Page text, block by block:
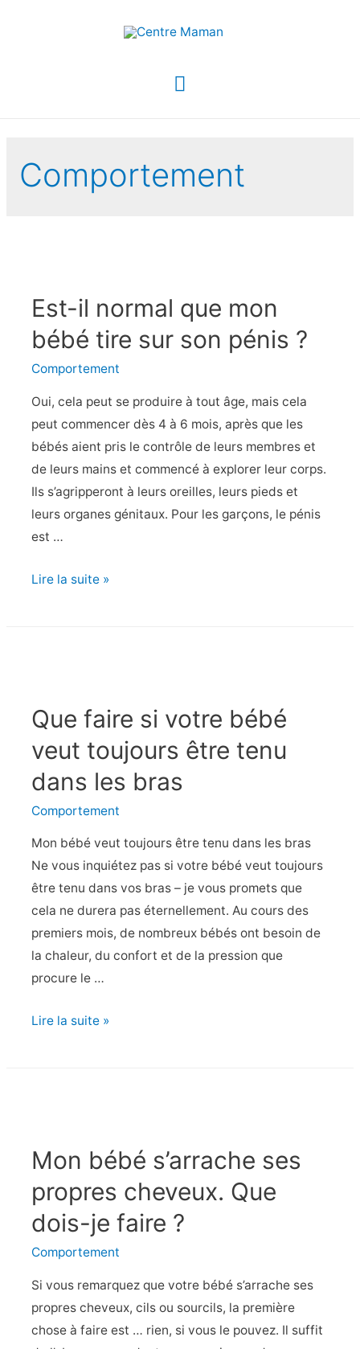
Menu
Comportement
Est-il normal que mon
bébé tire sur son pénis ?
Comportement
Oui, cela peut se produire à tout âge, mais cela
peut commencer dès 4 à 6 mois, après que les
bébés aient pris le contrôle de leurs membres et
de leurs mains et commencé à explorer leur corps.
Ils s’agripperont à leurs oreilles, leurs pieds et
leurs organes génitaux. Pour les garçons, le pénis
est …
Est-
tire
son
pénis
?
Lire la suite »
Que faire si votre bébé
veut toujours être tenu
dans les bras
Comportement
Mon bébé veut toujours être tenu dans les bras
Ne vous inquiétez pas si votre bébé veut toujours
être tenu dans vos bras – je vous promets que
cela ne durera pas éternellement. Au cours des
premiers mois, de nombreux bébés ont besoin de
la chaleur, du confort et de la pression que
procure le …
Que
toujours
tenu
dans
les
Lire la suite »
Mon bébé s’arrache ses
propres cheveux. Que
dois-je faire ?
Comportement
Si vous remarquez que votre bébé s’arrache ses
propres cheveux, cils ou sourcils, la première
chose à faire est … rien, si vous le pouvez. Il suffit